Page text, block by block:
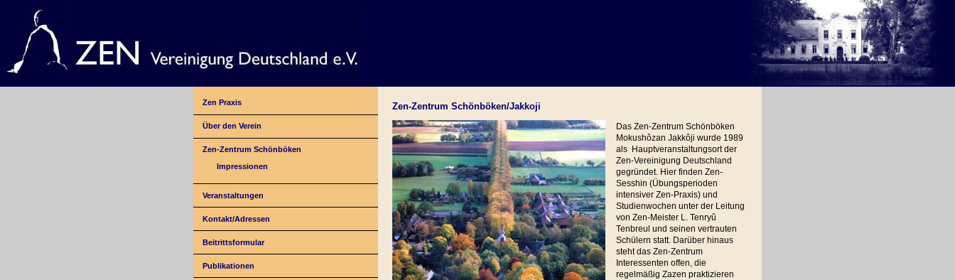
Zen Praxis
Über den Verein
Zen-Zentrum Schönböken
Impressionen
Veranstaltungen
Kontakt/Adressen
Beitrittsformular
Publikationen
Zen-Zentrum Schönböken/Jakkoji
Das Zen-Zentrum Schönböken
Mokushôzan Jakkôji wurde 1989
als Hauptveranstaltungsort der
Zen-Vereinigung Deutschland
gegründet. Hier finden Zen-
Sesshin (Übungsperioden
intensiver Zen-Praxis) und
Studienwochen unter der Leitung
von Zen-Meister L. Tenryû
Tenbreul und seinen vertrauten
Schülern statt. Darüber hinaus
steht das Zen-Zentrum
Interessenten offen, die
regelmäßig Zazen praktizieren